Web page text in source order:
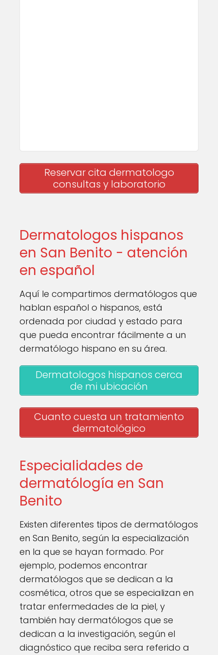
Reservar cita dermatologo
consultas y laboratorio
Dermatologos hispanos
en San Benito - atención
en español
Aquí le compartimos dermatólogos que
hablan español o hispanos, está
ordenada por ciudad y estado para
que pueda encontrar fácilmente a un
dermatólogo hispano en su área.
Dermatologos hispanos cerca
de mi ubicación
Cuanto cuesta un tratamiento
dermatológico
Especialidades de
dermatólogía en San
Benito
Existen diferentes tipos de dermatólogos
en San Benito, según la especialización
en la que se hayan formado. Por
ejemplo, podemos encontrar
dermatólogos que se dedican a la
cosmética, otros que se especializan en
tratar enfermedades de la piel, y
también hay dermatólogos que se
dedican a la investigación, según el
diagnóstico que reciba sera referido a